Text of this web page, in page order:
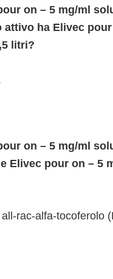
on – 5 mg/ml
ha Elivec
litri?
on – 5 mg/ml
Elivec pour on – 5
rac-alfa-tocoferolo